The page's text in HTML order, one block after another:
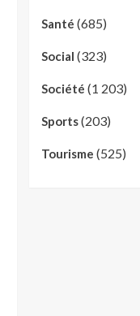
Santé (685)
Social (323)
Société (1 203)
Sports(203)
Tourisme (525)